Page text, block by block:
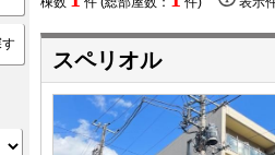
スペリオル